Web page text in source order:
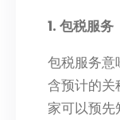
1. 包税服务
包税服务意
含预计的关
家可以预